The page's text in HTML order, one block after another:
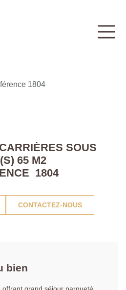
1804
SOUS
65 M2
1804
CONTACTEZ-NOUS
bien